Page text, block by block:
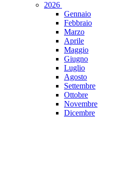
2026
Gennaio
Febbraio
Marzo
Aprile
Maggio
Giugno
Luglio
Agosto
Settembre
Ottobre
Novembre
Dicembre